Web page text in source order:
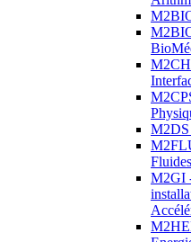
M2DS
Fluides
M2GI